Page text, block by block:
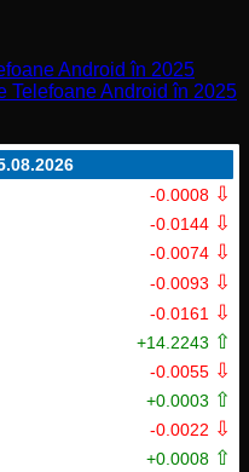
mai
noi
în
2025
Android în 2025
Telefoane Android în 2025
-0.0008 ⇩
-0.0144 ⇩
-0.0074 ⇩
-0.0093 ⇩
-0.0161 ⇩
+14.2243 ⇧
-0.0055 ⇩
+0.0003 ⇧
-0.0022 ⇩
+0.0008 ⇧